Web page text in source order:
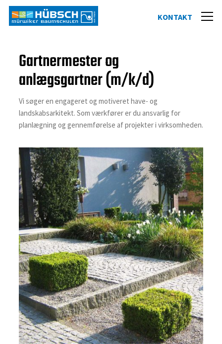
Gartnermester og
anlægsgartner (m/k/d)
Vi søger en engageret og motiveret have- og
landskabsarkitekt. Som værkfører er du ansvarlig for
planlægning og gennemførelse af projekter i virksomheden.